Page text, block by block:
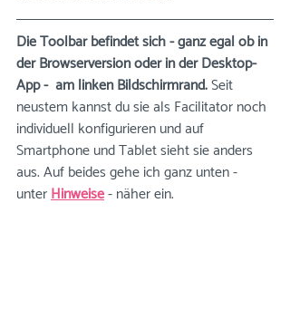
Die Toolbar befindet sich - ganz egal ob in
der Browserversion oder in der Desktop-
App -  am linken Bildschirmrand. Seit
neustem kannst du sie als Facilitator noch
individuell konfigurieren und auf
Smartphone und Tablet sieht sie anders
aus. Auf beides gehe ich ganz unten -
unter Hinweise - näher ein.